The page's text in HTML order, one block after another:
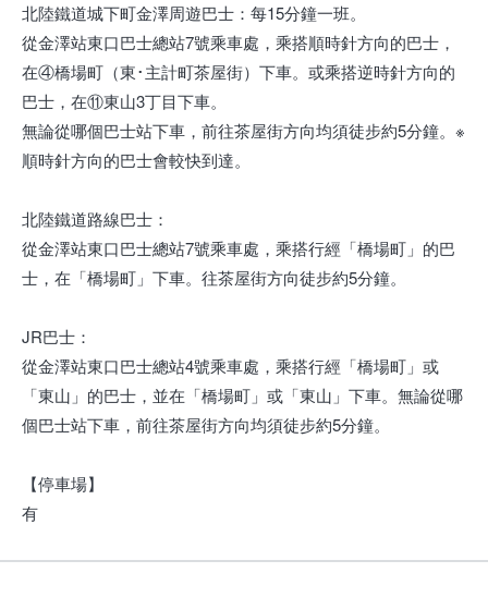
北陸鐵道城下町金澤周遊巴士：每15分鐘一班。
從金澤站東口巴士總站7號乘車處，乘搭順時針方向的巴士，
在④橋場町（東･主計町茶屋街）下車。或乘搭逆時針方向的
巴士，在⑪東山3丁目下車。
無論從哪個巴士站下車，前往茶屋街方向均須徒步約5分鐘。※
順時針方向的巴士會較快到達。
北陸鐵道路線巴士：
從金澤站東口巴士總站7號乘車處，乘搭行經「橋場町」的巴
士，在「橋場町」下車。往茶屋街方向徒步約5分鐘。
JR巴士：
從金澤站東口巴士總站4號乘車處，乘搭行經「橋場町」或
「東山」的巴士，並在「橋場町」或「東山」下車。無論從哪
個巴士站下車，前往茶屋街方向均須徒步約5分鐘。
【停車場】
有